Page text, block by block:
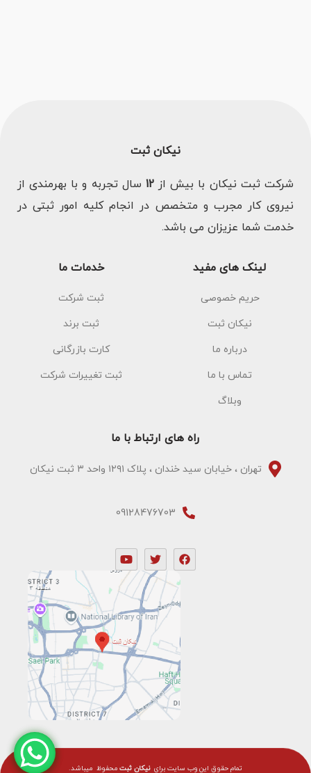
نیکان ثبت
شرکت ثبت نیکان با بیش از 12 سال تجربه و با بهرمندی از
نیروی کار مجرب و متخصص در انجام کلیه امور ثبتی در
خدمت شما عزیزان می باشد.
لینک های مفید
حریم خصوصی
نیکان ثبت
درباره ما
تماس با ما
وبلاگ
خدمات ما
ثبت شرکت
ثبت برند
کارت بازرگانی
ثبت تغییرات شرکت
راه های ارتباط با ما
تهران ، خیابان سید خندان ، پلاک ۱۲۹۱ واحد ۳ ثبت نیکان
09128476703
تمام حقوق این وب سایت براینیکان ثبتمحفوظ ميباشد.